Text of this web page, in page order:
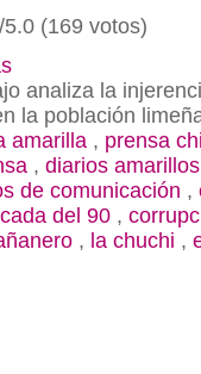
/5.0 (169 votos)
analiza la
la población
amarilla , prensa
, diarios amarillos
de comunicación ,
del 90 ,
, la chuchi ,